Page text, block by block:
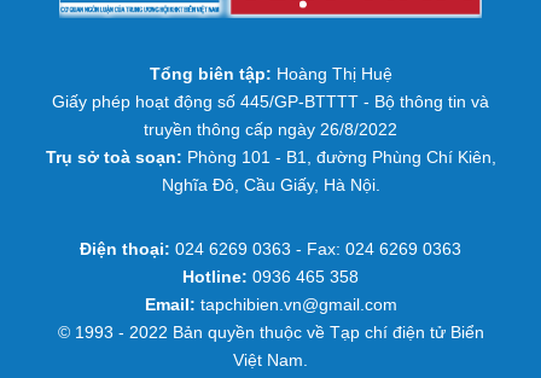
khai thác IUU
Quảng Trị – TP Huế nhiều người thương vong do
mưa lớn gây ra